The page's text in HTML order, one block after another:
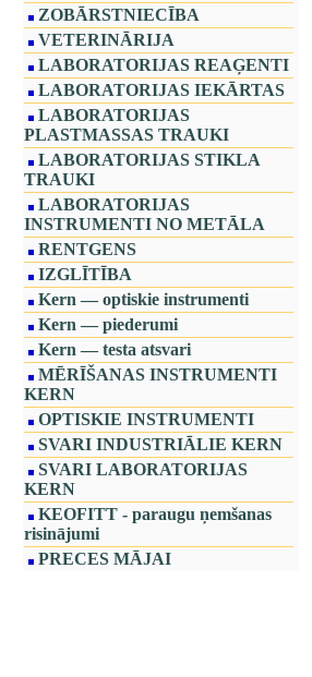
ZOBĀRSTNIECĪBA
VETERINĀRIJA
LABORATORIJAS REAĢENTI
LABORATORIJAS IEKĀRTAS
LABORATORIJAS
PLASTMASSAS TRAUKI
LABORATORIJAS STIKLA
TRAUKI
LABORATORIJAS
INSTRUMENTI NO METĀLA
RENTGENS
IZGLĪTĪBA
Kern — optiskie instrumenti
Kern — piederumi
Kern — testa atsvari
MĒRĪŠANAS INSTRUMENTI
KERN
OPTISKIE INSTRUMENTI
SVARI INDUSTRIĀLIE KERN
SVARI LABORATORIJAS
KERN
KEOFITT - paraugu ņemšanas
risinājumi
PRECES MĀJAI